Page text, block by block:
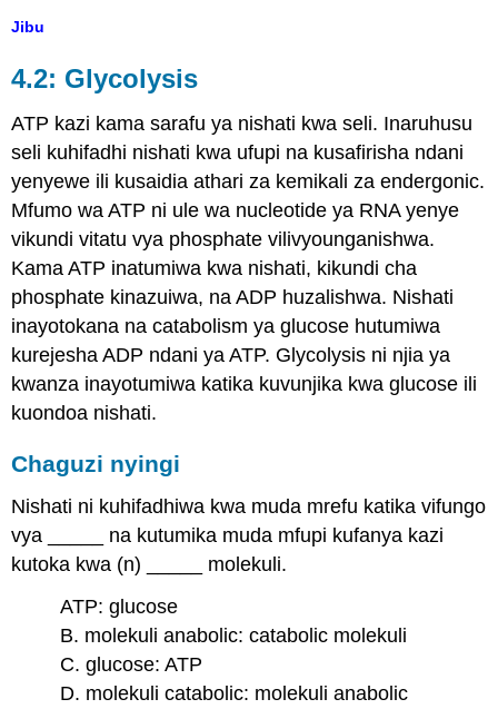
Jibu
4.2: Glycolysis
ATP kazi kama sarafu ya nishati kwa seli. Inaruhusu
seli kuhifadhi nishati kwa ufupi na kusafirisha ndani
yenyewe ili kusaidia athari za kemikali za endergonic.
Mfumo wa ATP ni ule wa nucleotide ya RNA yenye
vikundi vitatu vya phosphate vilivyounganishwa.
Kama ATP inatumiwa kwa nishati, kikundi cha
phosphate kinazuiwa, na ADP huzalishwa. Nishati
inayotokana na catabolism ya glucose hutumiwa
kurejesha ADP ndani ya ATP. Glycolysis ni njia ya
kwanza inayotumiwa katika kuvunjika kwa glucose ili
kuondoa nishati.
Chaguzi nyingi
Nishati ni kuhifadhiwa kwa muda mrefu katika vifungo
vya _____ na kutumika muda mfupi kufanya kazi
kutoka kwa (n) _____ molekuli.
ATP: glucose
B. molekuli anabolic: catabolic molekuli
C. glucose: ATP
D. molekuli catabolic: molekuli anabolic